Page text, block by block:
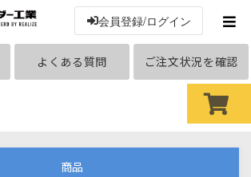
会員登録/ログイン
よくある質問 ご注文状況を確認
商品